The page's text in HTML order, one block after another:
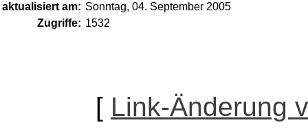
aktualisiert am: Sonntag, 04. September 2005
Zugriffe: 1532
[ Link-Änderung